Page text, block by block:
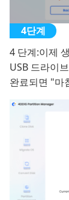
4 단계:이제
USB 드라이
완료되면 "마